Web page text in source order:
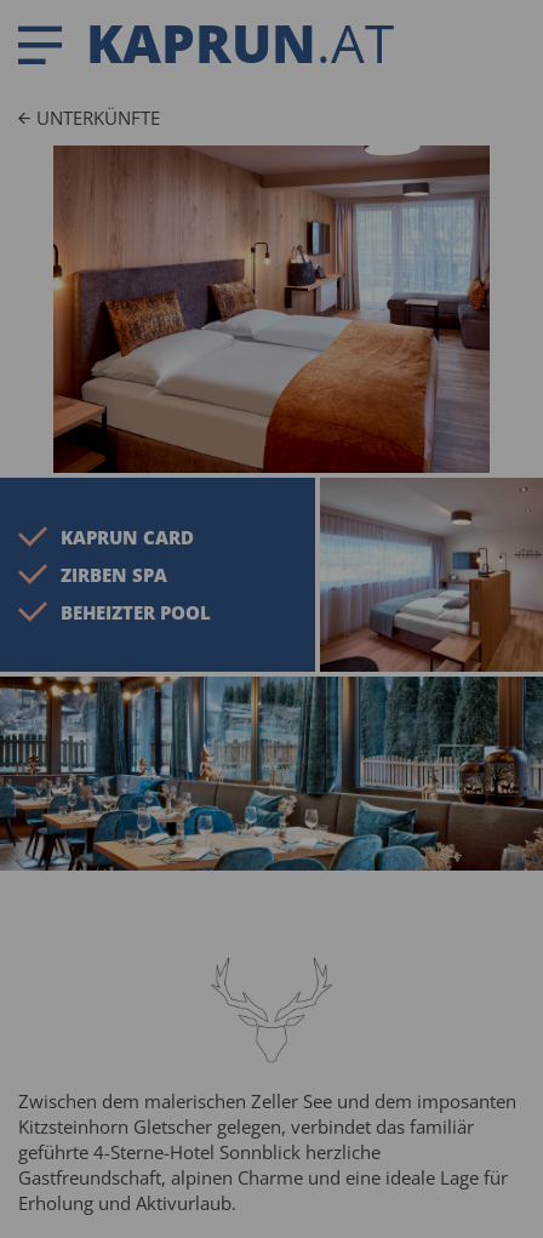
KAPRUN.AT
UNTERKÜNFTE
KAPRUN CARD
ZIRBEN SPA
BEHEIZTER POOL
Zwischen dem malerischen Zeller See und dem imposanten
Kitzsteinhorn Gletscher gelegen, verbindet das familiär
geführte 4-Sterne-Hotel Sonnblick herzliche
Gastfreundschaft, alpinen Charme und eine ideale Lage für
Erholung und Aktivurlaub.